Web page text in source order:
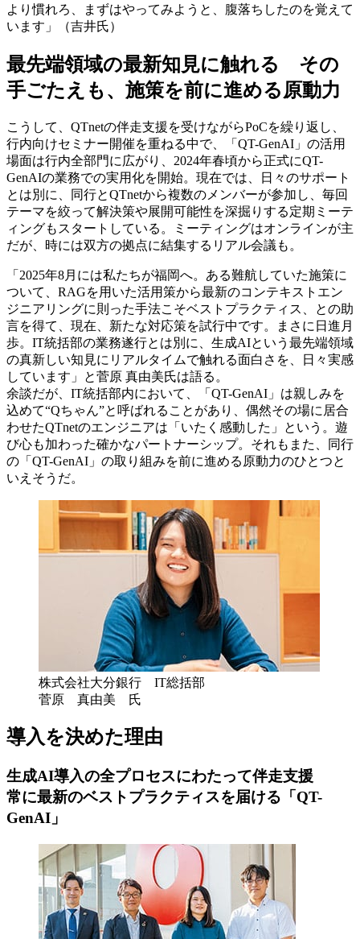
より慣れろ、まずはやってみようと、腹落ちしたのを覚えて
います」（吉井氏）​
最先端領域の最新知見に触れる その
手ごたえも、施策を前に進める原動力​
こうして、QTnetの伴走支援を受けながらPoCを繰り返し、
行内向けセミナー開催を重ねる中で、「QT-GenAI」の活用
場面は行​内全部門に広がり、2024年春頃から正式にQT-
GenAIの業務での実用化を開始。現在では、日々のサポート
とは別に、同行と​QTnetから複数のメンバーが参加し、毎回
テーマを絞って解決策や展開可能性を深掘りする定期ミーテ
ィングもスタートしている。​ミーティングはオンラインが主
だが、時には双方の拠点に結集するリアル会議も。
「2025年8月には私たちが福岡へ。ある難航し​ていた施策に
ついて、RAGを用いた活用策から最新のコンテキス​トエン
ジニアリングに則った手法こそベストプラクティス、との​助
言を得て、現在、新たな対応策を試行中です。まさに日進月
歩。​IT統括部の業務遂行とは別に、生成AIという最先端領域
の真新し​い知見にリアルタイムで触れる面白さを、日々実感
しています」​と菅原 真由美氏は語る。​
余談だが、IT統括部内において、「QT-GenAI」は親しみを
込め​て“Qちゃん”と呼ばれることがあり、偶然その場に居合
わせた​QTnetのエンジニアは「いたく感動した」という。遊
び心も加わっ​た確かなパートナーシップ。それもまた、同行
の「QT-GenAI」の​取り組みを前に進める原動力のひとつと
いえそうだ。​
株式会社大分銀行 IT総括部
菅原 真由美 氏
導入を決めた理由
生成AI導入の全プロセスにわたって伴走支援​
常に最新のベストプラクティスを届ける「QT-
GenAI」​